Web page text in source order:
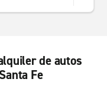
de autos
Fe